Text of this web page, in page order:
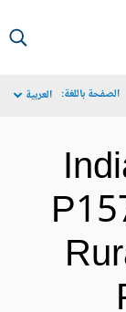
الصفحة باللغة: العربية